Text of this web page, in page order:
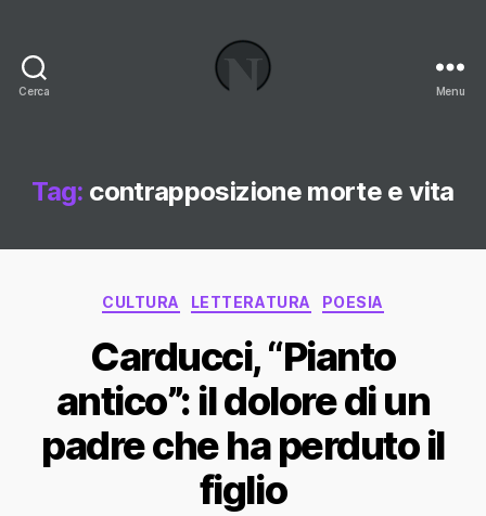
Cerca
Blog
Menu
Tag: contrapposizione morte e vita
Categorie
CULTURA LETTERATURA POESIA
Carducci, “Pianto
antico”: il dolore di un
padre che ha perduto il
figlio